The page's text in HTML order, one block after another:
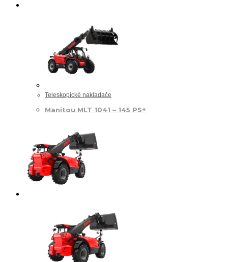
Teleskopické nakladače
Manitou MLT 1041 – 145 PS+